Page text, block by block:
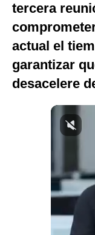
Internacional
Tecnología
Club del Suscriptor
Mix
G de Gestión
Notas Contratadas
tercera
actual el
garantizar
desacelere